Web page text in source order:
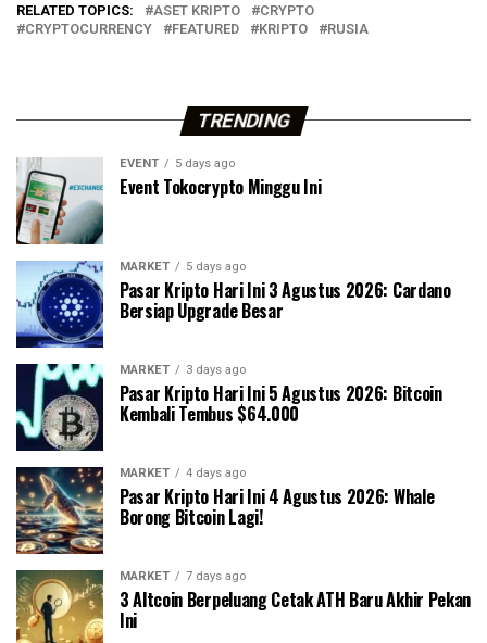
RELATED TOPICS: ASET KRIPTO
CRYPTO
CRYPTOCURRENCY
FEATURED KRIPTO RUSIA
TRENDING
EVENT 5 days ago
Event Tokocrypto Minggu Ini
MARKET 5 days ago
Pasar Kripto Hari Ini 3 Agustus 2026: Cardano
Bersiap Upgrade Besar
MARKET 3 days ago
Pasar Kripto Hari Ini 5 Agustus 2026: Bitcoin
Kembali Tembus $64.000
MARKET 4 days ago
Pasar Kripto Hari Ini 4 Agustus 2026: Whale
Borong Bitcoin Lagi!
MARKET 7 days ago
3 Altcoin Berpeluang Cetak ATH Baru Akhir Pekan
Ini